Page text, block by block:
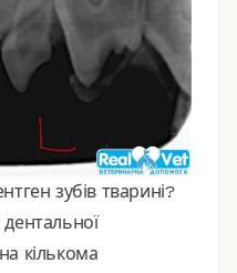
зубів тварині?
кількома